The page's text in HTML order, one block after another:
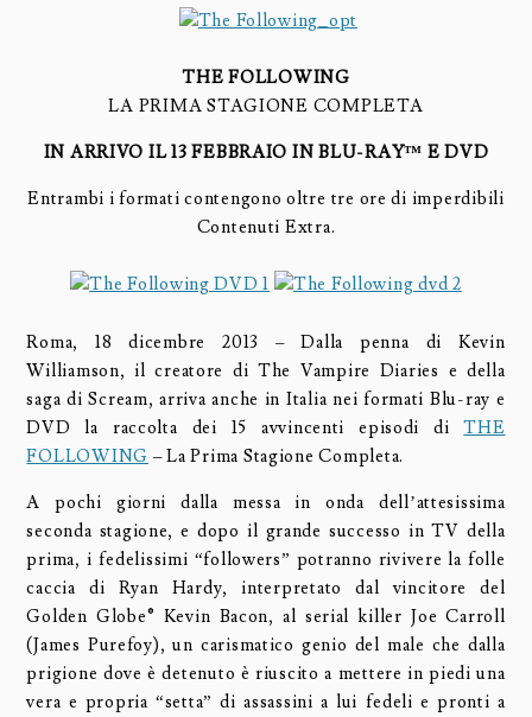
THE FOLLOWING
LA PRIMA STAGIONE COMPLETA
IN ARRIVO IL 13 FEBBRAIO IN BLU-RAY™ E DVD
Entrambi i formati contengono oltre tre ore di imperdibili
Contenuti Extra.
Roma, 18 dicembre 2013 – Dalla penna di Kevin
Williamson, il creatore di The Vampire Diaries e della
saga di Scream, arriva anche in Italia nei formati Blu-ray e
DVD la raccolta dei 15 avvincenti episodi diTHE
FOLLOWING – La Prima Stagione Completa.
A pochi giorni dalla messa in onda dell’attesissima
seconda stagione, e dopo il grande successo in TV della
prima, i fedelissimi “followers” potranno rivivere la folle
caccia di Ryan Hardy, interpretato dal vincitore del
Golden Globe® Kevin Bacon, al serial killer Joe Carroll
(James Purefoy), un carismatico genio del male che dalla
prigione dove è detenuto è riuscito a mettere in piedi una
vera e propria “setta” di assassini a lui fedeli e pronti a